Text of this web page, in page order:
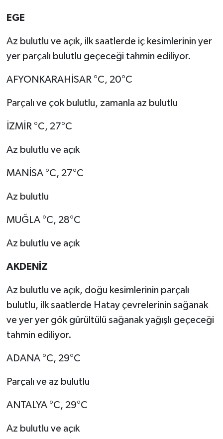
EGE
Az bulutlu ve açık, ilk saatlerde iç kesimlerinin yer
yer parçalı bulutlu geçeceği tahmin ediliyor.
AFYONKARAHİSAR °C, 20°C
Parçalı ve çok bulutlu, zamanla az bulutlu
İZMİR °C, 27°C
Az bulutlu ve açık
MANİSA °C, 27°C
Az bulutlu
MUĞLA °C, 28°C
Az bulutlu ve açık
AKDENİZ
Az bulutlu ve açık, doğu kesimlerinin parçalı
bulutlu, ilk saatlerde Hatay çevrelerinin sağanak
ve yer yer gök gürültülü sağanak yağışlı geçeceği
tahmin ediliyor.
ADANA °C, 29°C
Parçalı ve az bulutlu
ANTALYA °C, 29°C
Az bulutlu ve açık